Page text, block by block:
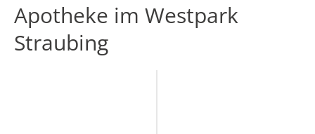
Apotheke im Westpark
Straubing